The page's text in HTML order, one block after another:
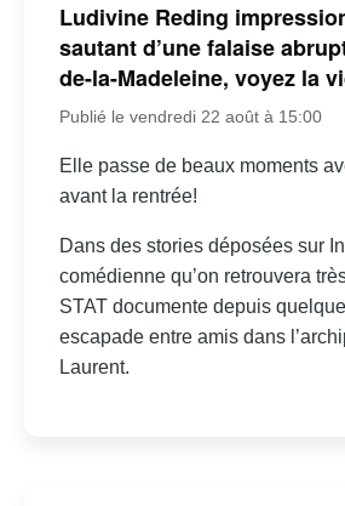
Ludivine Reding
sautant d’une falaise
de-la-Madeleine, voyez la
Publié le vendredi 22 août à 15:00
Elle passe de beaux moments
avant la rentrée!
Dans des stories déposées sur
comédienne qu’on retrouvera
STAT documente depuis
escapade entre amis dans
Laurent.